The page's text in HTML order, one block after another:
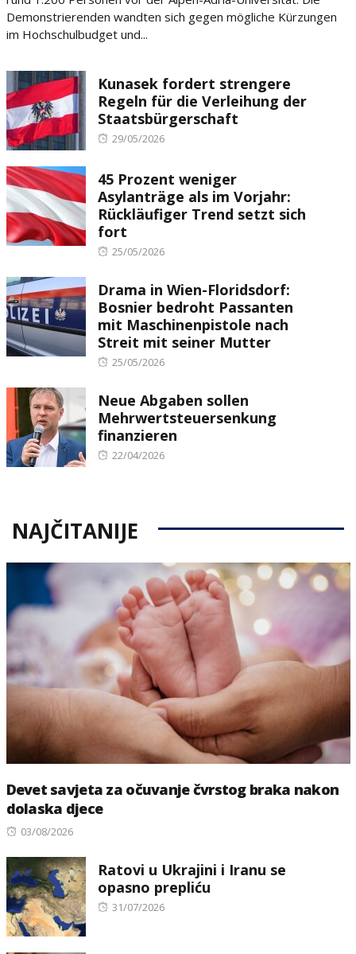
Demonstrierenden wandten sich gegen mögliche Kürzungen
im Hochschulbudget und...
Kunasek fordert strengere
Regeln für die Verleihung der
Staatsbürgerschaft
Posted
29/05/2026
45 Prozent weniger
Asylanträge als im Vorjahr:
Rückläufiger Trend setzt sich
fort
Posted
25/05/2026
Drama in Wien-Floridsdorf:
Bosnier bedroht Passanten
mit Maschinenpistole nach
Streit mit seiner Mutter
Posted
25/05/2026
Neue Abgaben sollen
Mehrwertsteuersenkung
finanzieren
Posted
22/04/2026
NAJČITANIJE
Devet savjeta za očuvanje čvrstog braka nakon
dolaska djece
Posted
03/08/2026
Ratovi u Ukrajini i Iranu se
opasno prepliću
Posted
31/07/2026